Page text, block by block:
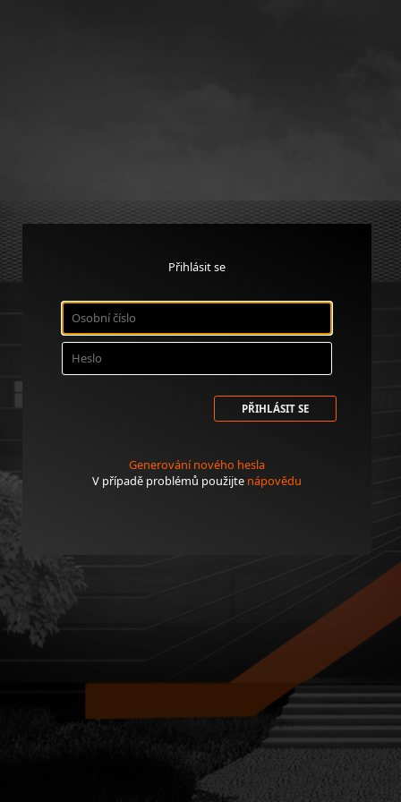
Přihlásit se
PŘIHLÁSIT SE
Generování nového hesla
V případě problémů použijte nápovědu